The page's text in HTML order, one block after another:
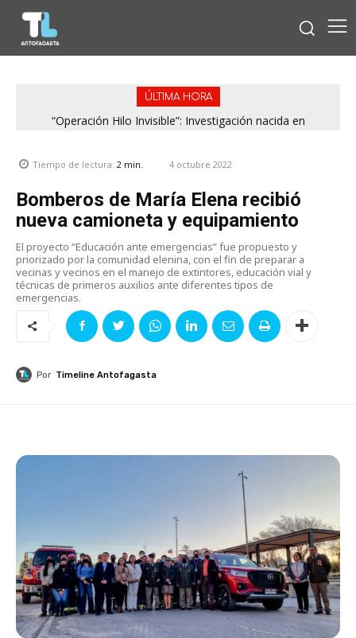
ÚLTIMA HORA
“Operación Hilo Invisible”: Investigación nacida en
Tiempo de lectura: 2 min. 4 octubre 2022
Bomberos de María Elena recibió
nueva camioneta y equipamiento
El proyecto “Educación ante emergencias” fue propuesto y
priorizado por la comunidad elenina, con el fin de preparar a
vecinas y vecinos en el manejo de extintores, educación vial y
técnicas de primeros auxilios ante diferentes tipos de
emergencias.
Por Timeline Antofagasta